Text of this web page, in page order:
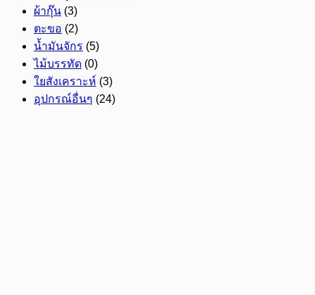
ผ้ากุ๊น (3)
ตะขอ (2)
น้ำมันจักร (5)
ไม้บรรทัด (0)
ใยสังเคราะห์ (3)
อุปกรณ์อื่นๆ (24)